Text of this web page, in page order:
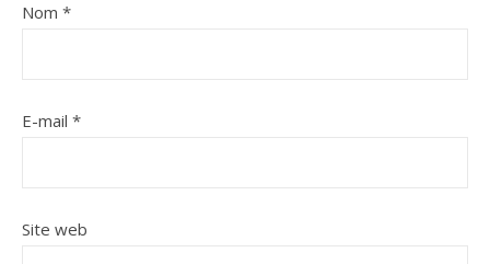
Nom *
E-mail *
Site web